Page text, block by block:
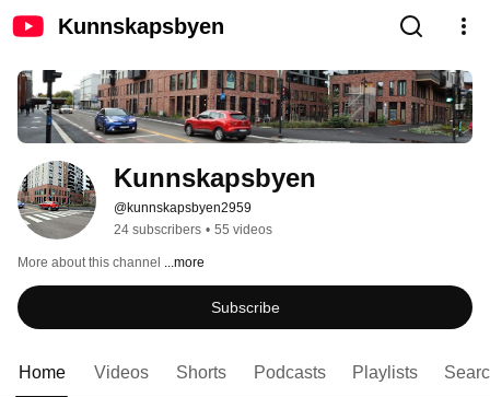
Kunnskapsbyen
Kunnskapsbyen
@kunnskapsbyen2959
24 subscribers • 55 videos
More about this channel ...more
Subscribe
Home Videos Shorts Podcasts Playlists